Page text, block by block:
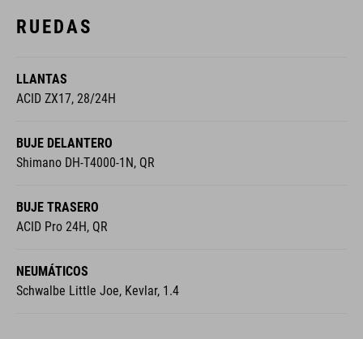
RUEDAS
LLANTAS
ACID ZX17, 28/24H
BUJE DELANTERO
Shimano DH-T4000-1N, QR
BUJE TRASERO
ACID Pro 24H, QR
NEUMÁTICOS
Schwalbe Little Joe, Kevlar, 1.4